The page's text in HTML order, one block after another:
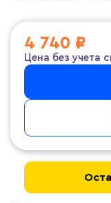
4 740 ₽
Цена без учета